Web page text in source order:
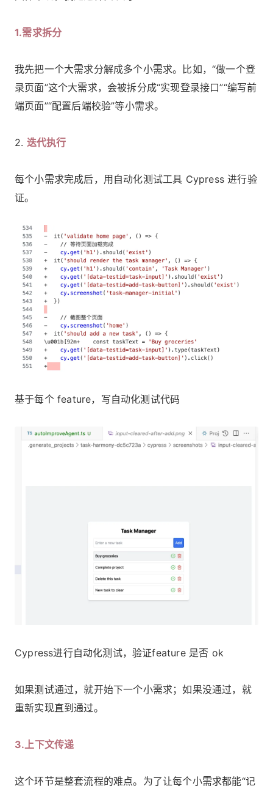
1.需求拆分
我先把一个大需求分解成多个小需求。比如，“做一个登
录页面”这个大需求，会被拆分成“实现登录接口”“编写前
端页面”“配置后端校验”等小需求。
2. 迭代执行
每个小需求完成后，用自动化测试工具 Cypress 进行验
证。
基于每个 feature，写自动化测试代码
Cypress进行自动化测试，验证feature 是否 ok
如果测试通过，就开始下一个小需求；如果没通过，就
重新实现直到通过。
3.上下文传递
这个环节是整套流程的难点。为了让每个小需求都能“记